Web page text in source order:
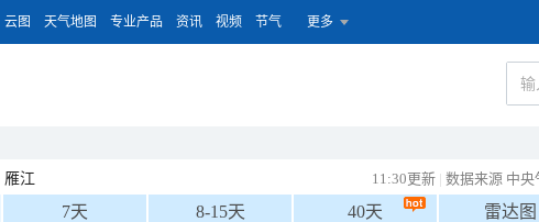
云图 天气地图 专业产品 资讯 视频 节气 更多
雁江 11:30更新 | 数据来源 中央
7天 8-15天 40天 雷达图